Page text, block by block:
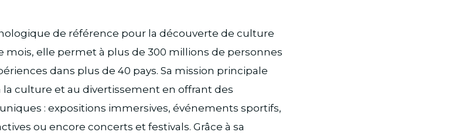
de référence pour la découverte de culture
mois, elle permet à plus de 300 millions de personnes
dans plus de 40 pays. Sa mission principale
la culture et au divertissement en offrant des
: expositions immersives, événements sportifs,
ou encore concerts et festivals. Grâce à sa